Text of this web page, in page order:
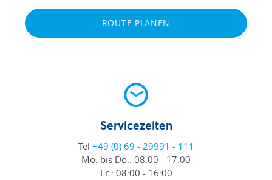
ROUTE PLANEN
Servicezeiten
Tel +49 (0) 69 - 29991 - 111
Mo. bis Do.: 08:00 - 17:00
Fr.: 08:00 - 16:00